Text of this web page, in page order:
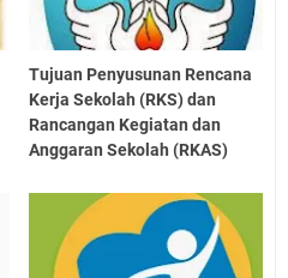
Tujuan Penyusunan Rencana
Kerja Sekolah (RKS) dan
Rancangan Kegiatan dan
Anggaran Sekolah (RKAS)